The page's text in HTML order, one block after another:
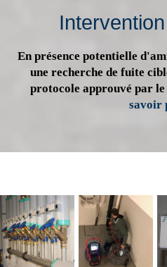
En présence potentielle
une recherche de fuite
protocole approuvé par le
savoir